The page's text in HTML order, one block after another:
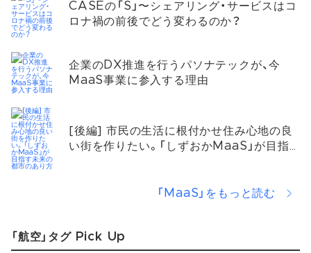
CASEの「S」〜シェアリング・サービスはコ
ロナ禍の前後でどう変わるのか？
企業のDX推進を行うパソナテックが、今
MaaS事業に参入する理由
[後編] 市民の生活に根付かせ住み心地の良
い街を作りたい。「しずおかMaaS」が目指
「MaaS」をもっと読む
「航空」タグ Pick Up